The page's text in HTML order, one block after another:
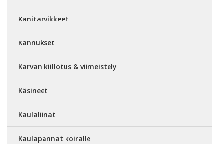
Kanitarvikkeet
Kannukset
Karvan kiillotus & viimeistely
Käsineet
Kaulaliinat
Kaulapannat koiralle